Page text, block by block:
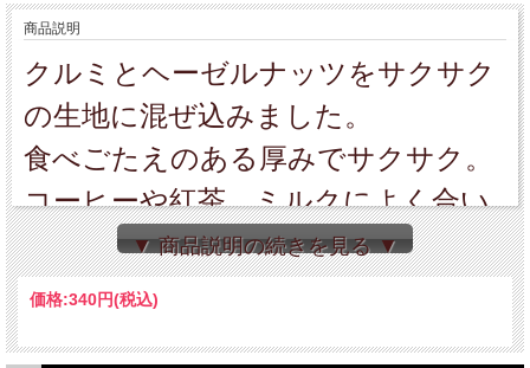
商品説明
クルミとヘーゼルナッツをサクサク
の生地に混ぜ込みました。
食べごたえのある厚みでサクサク。
コーヒーや紅茶、ミルクによく合い
ます。
ギフトの詰め合わせのひとつによく
▼ 商品説明の続きを見る ▼
価格:340円(税込)